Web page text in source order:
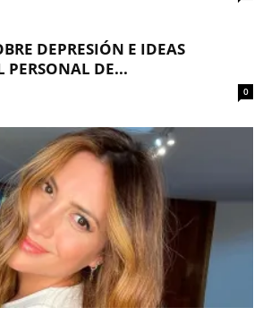
DEPRESIÓN E IDEAS
PERSONAL DE...
0